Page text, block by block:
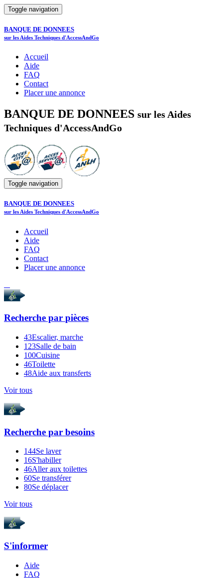
Toggle navigation
BANQUE DE DONNEES
sur les Aides Techniques d'AccessAndGo
Accueil
Aide
FAQ
Contact
Placer une annonce
BANQUE DE DONNEES sur les Aides
Techniques d'AccessAndGo
Toggle navigation
BANQUE DE DONNEES
sur les Aides Techniques d'AccessAndGo
Accueil
Aide
FAQ
Contact
Placer une annonce
Recherche par pièces
43Escalier, marche
123Salle de bain
100Cuisine
46Toilette
48Aide aux transferts
Voir tous
Recherche par besoins
144Se laver
16S'habiller
46Aller aux toilettes
60Se transférer
80Se déplacer
Voir tous
S'informer
Aide
FAQ